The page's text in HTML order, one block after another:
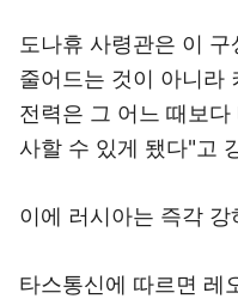
도나휴 사령관은 이
줄어드는 것이 아니라
전력은 그 어느 때보
사할 수 있게 됐다"고
이에 러시아는 즉각 강
타스통신에 따르면 레